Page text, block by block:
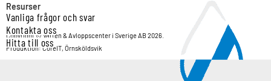
Resurser
Vanliga frågor och svar
Kontakta oss
Hitta till oss
Copyright © Vatten & Avloppscenter i Sverige AB 2026.
Produktion: CoreIT, Örnsköldsvik